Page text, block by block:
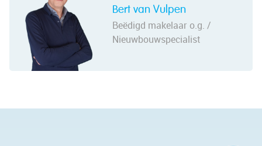
Bert van Vulpen
Beëdigd makelaar o.g. /
Nieuwbouwspecialist